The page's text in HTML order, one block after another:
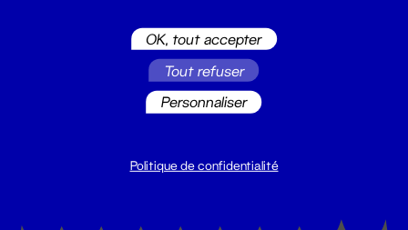
Du lundi au vendredi 14h → 18h
OK, tout accepter
Tout refuser
Personnaliser
Politique de confidentialité